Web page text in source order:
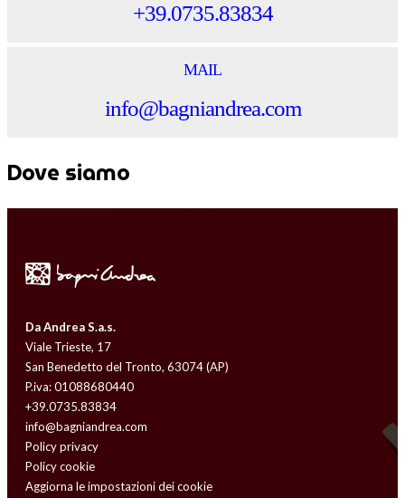
+39.0735.83834
MAIL
info@bagniandrea.com
Dove siamo
Da Andrea S.a.s.
Viale Trieste, 17
San Benedetto del Tronto, 63074 (AP)
P.iva: 01088680440
+39.0735.83834
info@bagniandrea.com
Policy privacy
Policy cookie
Aggiorna le impostazioni dei cookie